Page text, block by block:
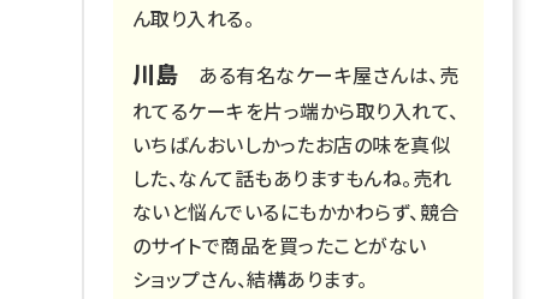
ん取り入れる。
川島 ある有名なケーキ屋さんは、売
れてるケーキを片っ端から取り入れて、
いちばんおいしかったお店の味を真似
した、なんて話もありますもんね。売れ
ないと悩んでいるにもかかわらず、競合
のサイトで商品を買ったことがない
ショップさん、結構あります。